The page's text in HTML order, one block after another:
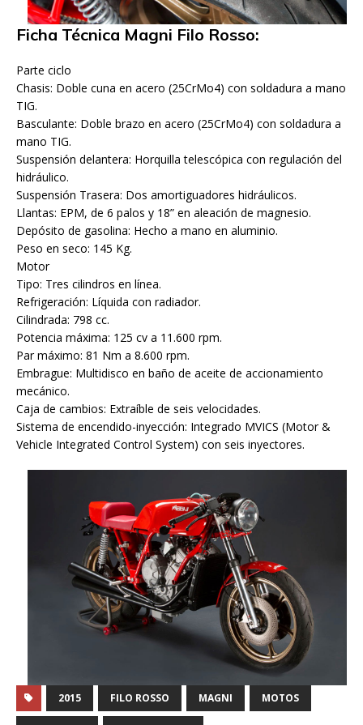
Ficha Técnica Magni Filo Rosso:
Parte ciclo
Chasis: Doble cuna en acero (25CrMo4) con soldadura a mano
TIG.
Basculante: Doble brazo en acero (25CrMo4) con soldadura a
mano TIG.
Suspensión delantera: Horquilla telescópica con regulación del
hidráulico.
Suspensión Trasera: Dos amortiguadores hidráulicos.
Llantas: EPM, de 6 palos y 18” en aleación de magnesio.
Depósito de gasolina: Hecho a mano en aluminio.
Peso en seco: 145 Kg.
Motor
Tipo: Tres cilindros en línea.
Refrigeración: Líquida con radiador.
Cilindrada: 798 cc.
Potencia máxima: 125 cv a 11.600 rpm.
Par máximo: 81 Nm a 8.600 rpm.
Embrague: Multidisco en baño de aceite de accionamiento
mecánico.
Caja de cambios: Extraíble de seis velocidades.
Sistema de encendido-inyección: Integrado MVICS (Motor &
Vehicle Integrated Control System) con seis inyectores.
2015 FILO ROSSO MAGNI MOTOS